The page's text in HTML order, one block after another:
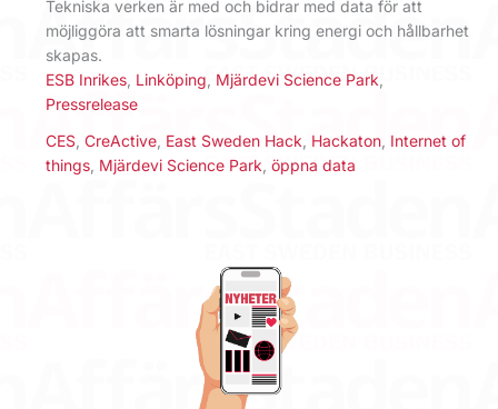
Tekniska verken är med och bidrar med data för att
möjliggöra att smarta lösningar kring energi och hållbarhet
skapas.
ESB Inrikes Linköping Mjärdevi Science Park
Pressrelease
CES, CreActive, East Sweden Hack, Hackaton, Internet of
things, Mjärdevi Science Park, öppna data